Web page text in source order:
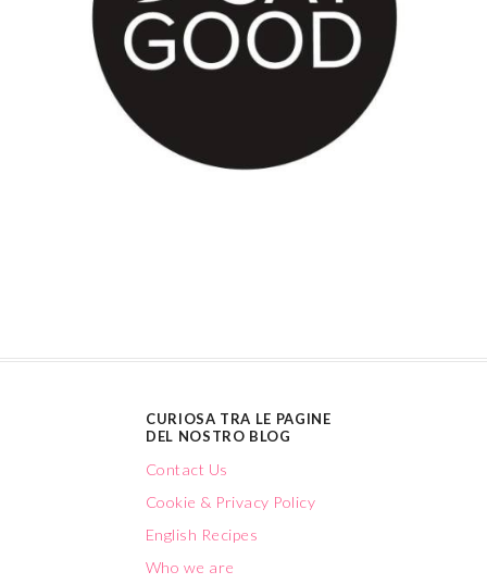
CURIOSA TRA LE PAGINE
DEL NOSTRO BLOG
Contact Us
Cookie & Privacy Policy
English Recipes
Who we are